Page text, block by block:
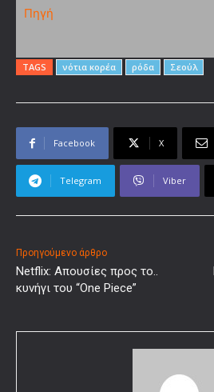
Πηγή
TAGS νότια κορέα ρόδα Σεούλ
Facebook X
Telegram Viber
Προηγούμενο άρθρο
Netflix: Απουσίες προς το..
κυνήγι του “One Piece”